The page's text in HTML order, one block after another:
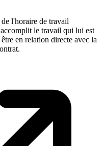
l'horaire de travail
le travail qui lui est
en relation directe avec la